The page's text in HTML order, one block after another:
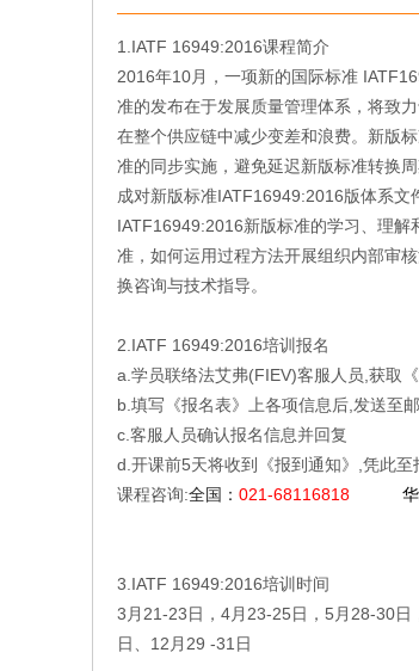
1.IATF 16949:2016课程简介
2016年10月，一项新的国际标准
准的发布在于发展质量管理体系，将致
在整个供应链中减少变差和浪费。新版
准的同步实施，避免延迟新版标准转换
成对新版标准IATF16949:2016版体系
IATF16949:2016新版标准的学习、理
准，如何运用过程方法开展组织内部审
换咨询与技术指导。
2.IATF 16949:2016培训报名
a.学员联络法艾弗(FIEV)客服人员,获取
b.填写《报名表》上各项信息后,发送至
c.客服人员确认报名信息并回复
d. 开课前5天将收到《报到通知》,凭此
课程咨询:全国： 021-68116818
3.IATF 16949:2016培训时间
3月21-23日，4月23-25日，5月28-30
日、12月29 -31日